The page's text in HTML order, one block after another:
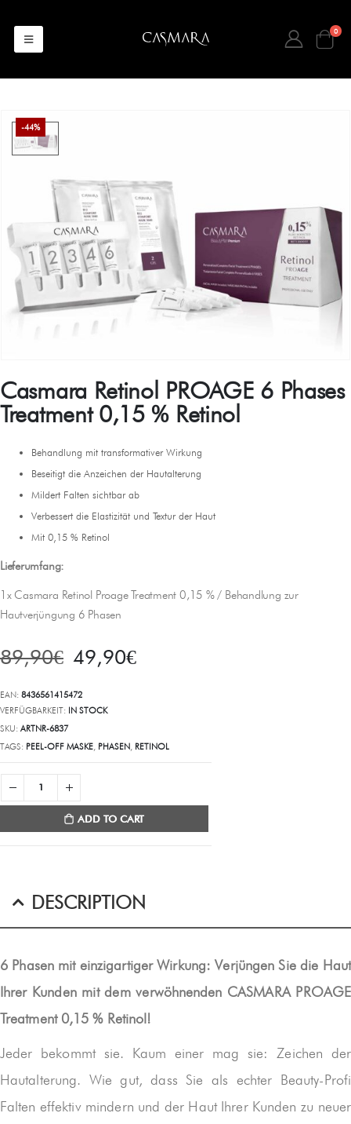
0
-44%
Casmara Retinol PROAGE 6 Phases
Treatment 0,15 % Retinol
Behandlung mit transformativer Wirkung
Beseitigt die Anzeichen der Hautalterung
Mildert Falten sichtbar ab
Verbessert die Elastizität und Textur der Haut
Mit 0,15 % Retinol
Lieferumfang:
1x Casmara Retinol Proage Treatment 0,15 % / Behandlung zur
Hautverjüngung 6 Phasen
89,90€ 49,90€
EAN: 8436561415472
VERFÜGBARKEIT: IN STOCK
SKU: ARTNR-6837
TAGS: PEEL-OFF MASKE PHASEN RETINOL
ADD TO CART
DESCRIPTION
6 Phasen mit einzigartiger Wirkung: Verjüngen Sie die Haut
Ihrer Kunden mit dem verwöhnenden CASMARA PROAGE
Treatment 0,15 % Retinol!
Jeder bekommt sie. Kaum einer mag sie: Zeichen der
Hautalterung. Wie gut, dass Sie als echter Beauty-Profi
Falten effektiv mindern und der Haut Ihrer Kunden zu neuer